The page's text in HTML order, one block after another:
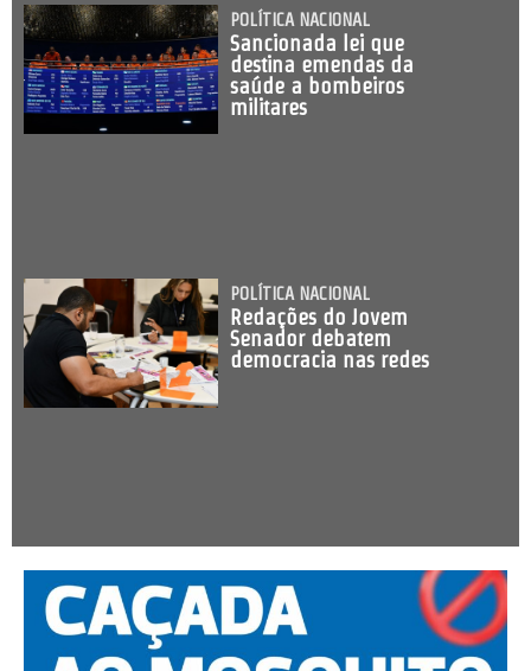
POLÍTICA NACIONAL
Sancionada lei que
destina emendas da
saúde a bombeiros
militares
POLÍTICA NACIONAL
Redações do Jovem
Senador debatem
democracia nas redes